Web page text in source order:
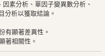
素分析、單因子變異數分析、
分析以獲取結論。
有顯著差異性。
著相關性。